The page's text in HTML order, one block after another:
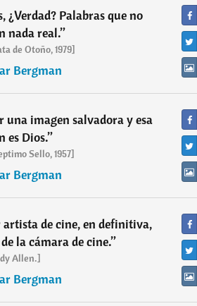
¿Verdad? Palabras que no
nada real.”
de Otoño, 1979]
Bergman
una imagen salvadora y esa
es Dios.”
Sello, 1957]
Bergman
de cine, en definitiva,
la cámara de cine.”
Allen.]
Bergman